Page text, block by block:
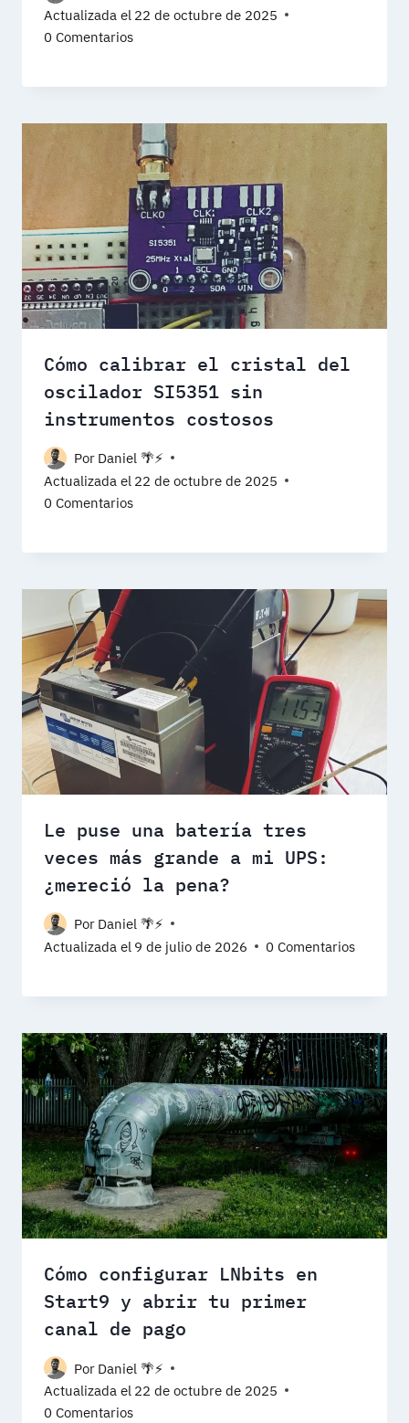
Actualizada el 22 de octubre de 2025
0 Comentarios
Cómo calibrar el cristal del
oscilador SI5351 sin
instrumentos costosos
Por Daniel 🌴⚡️
Actualizada el 22 de octubre de 2025
0 Comentarios
Le puse una batería tres
veces más grande a mi UPS:
¿mereció la pena?
Por Daniel 🌴⚡️
Actualizada el 9 de julio de 2026 0 Comentarios
Cómo configurar LNbits en
Start9 y abrir tu primer
canal de pago
Por Daniel 🌴⚡️
Actualizada el 22 de octubre de 2025
0 Comentarios